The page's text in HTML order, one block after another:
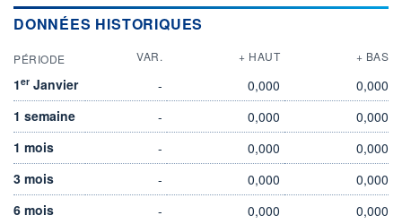
DONNÉES HISTORIQUES
PÉRIODE VAR. + HAUT + BAS
1er Janvier - 0,000
0,000
1 semaine
- 0,000
0,000
1 mois
- 0,000
0,000
3 mois
- 0,000
0,000
6 mois
- 0,000
0,000